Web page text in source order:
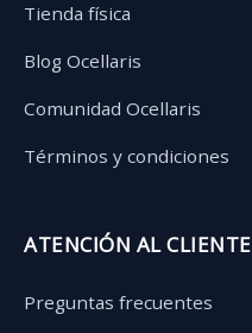
Tienda física
Blog Ocellaris
Comunidad Ocellaris
Términos y condiciones
ATENCIÓN AL CLIENTE
Preguntas frecuentes